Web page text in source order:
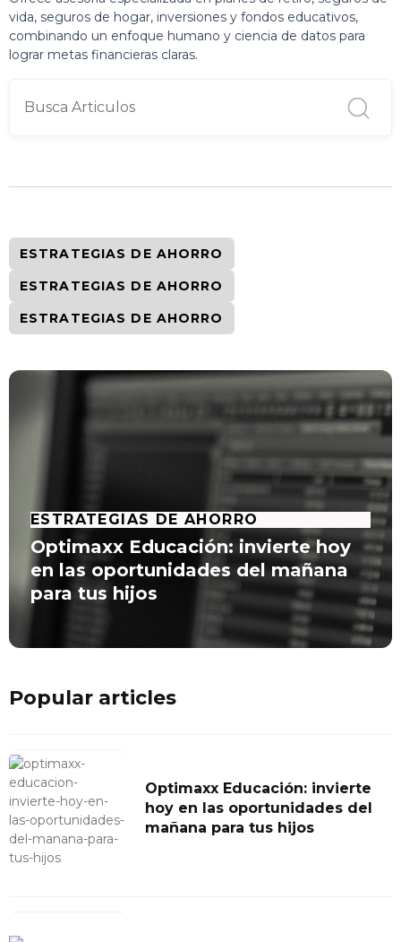
vida, seguros de hogar, inversiones y fondos educativos,
combinando un enfoque humano y ciencia de datos para
lograr metas financieras claras.
ESTRATEGIAS DE AHORRO
ESTRATEGIAS DE AHORRO
ESTRATEGIAS DE AHORRO
ESTRATEGIAS DE AHORRO
Optimaxx Educación: invierte hoy
en las oportunidades del mañana
para tus hijos
Popular articles
Optimaxx Educación: invierte
hoy en las oportunidades del
mañana para tus hijos